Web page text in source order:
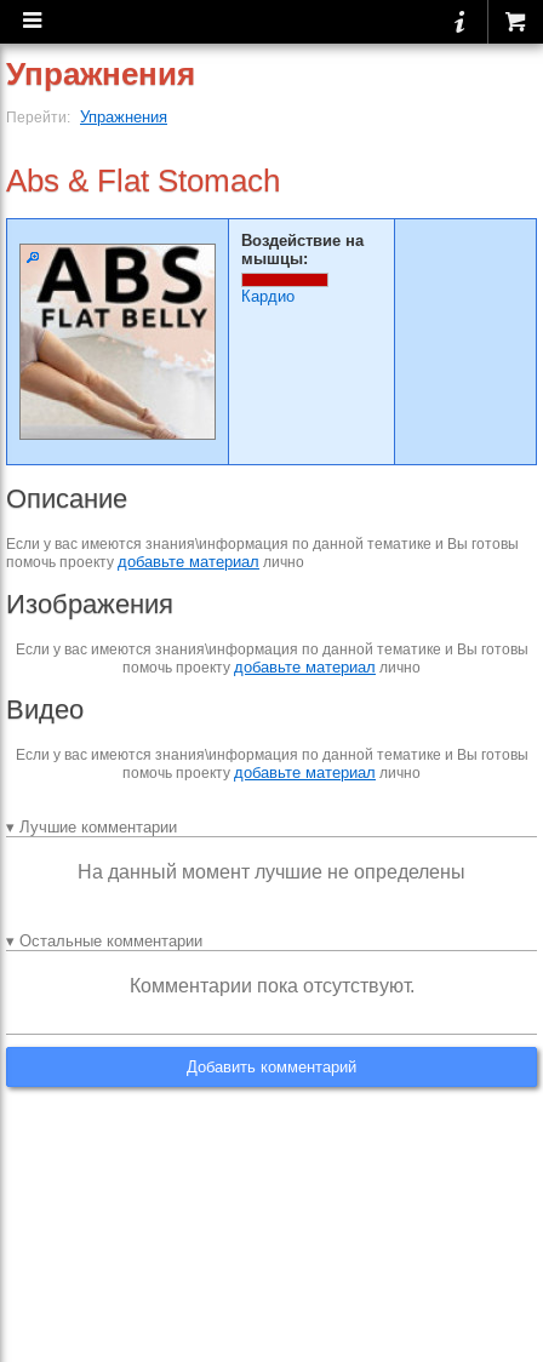
Упражнения
Перейти: Упражнения
Abs & Flat Stomach
Воздействие на
мышцы:
Кардио
Описание
Если у вас имеются знания\информация по данной тематике и Вы готовы
помочь проекту добавьте материал лично
Изображения
Если у вас имеются знания\информация по данной тематике и Вы готовы
помочь проекту добавьте материал лично
Видео
Если у вас имеются знания\информация по данной тематике и Вы готовы
помочь проекту добавьте материал лично
▾ Лучшие комментарии
На данный момент лучшие не определены
▾ Остальные комментарии
Комментарии пока отсутствуют.
Добавить комментарий